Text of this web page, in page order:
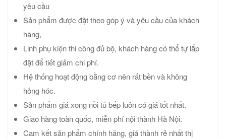
yêu cầu
Sản phẩm được đặt theo góp ý và yêu cầu của khách
hàng,
Linh phụ kiện thi công đủ bộ, khách hàng có thể tự lắp
đặt để tiết giảm chi phí.
Hệ thống hoạt động bằng cơ nên rất bền và không
hỏng hóc.
Sản phẩm giá xong nồi tủ bếp luôn có giá tốt nhất.
Giao hàng toàn quốc, miễn phí nội thành Hà Nội.
Cam kết sản phẩm chính hãng, giá thành rẻ nhất thị